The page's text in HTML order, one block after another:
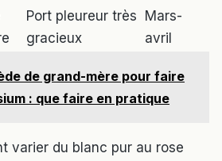
Port pleureur très
gracieux
Mars-
avril
de grand-mère pour faire
: que faire en pratique
varier du blanc pur au rose